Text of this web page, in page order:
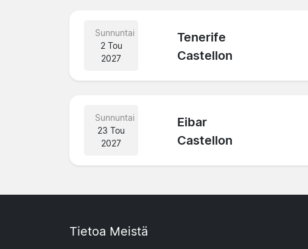
Sunnuntai
2 Tou
2027
Tenerife
Castellon
Sunnuntai
23 Tou
2027
Eibar
Castellon
Tietoa Meistä